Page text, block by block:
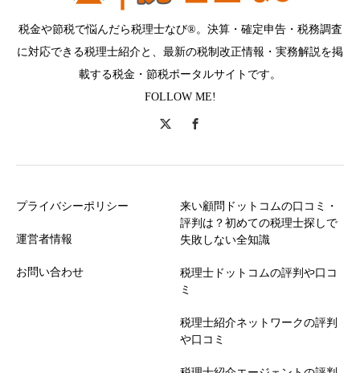
税金や節税で悩んだら税理士なび®。決算・確定申告・税務調査
に対応できる税理士紹介と、最新の税制改正情報・実務解説を掲
載する税金・節税ポータルサイトです。
FOLLOW ME!
プライバシーポリシー
運営者情報
お問い合わせ
来い顧問ドットコムの口コミ・
評判は？初めての税理士探しで
失敗しない全知識
税理士ドットコムの評判や口コ
ミ
税理士紹介ネットワークの評判
や口コミ